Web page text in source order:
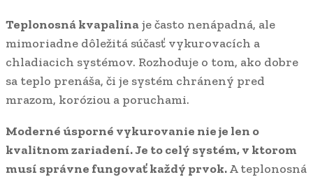
Teplonosná kvapalinaje často nenápadná, ale
mimoriadne dôležitá súčasť vykurovacích a
chladiacich systémov. Rozhoduje o tom, ako dobre
sa teplo prenáša, či je systém chránený pred
mrazom, koróziou a poruchami.
Moderné úsporné vykurovanie nie je len o
kvalitnom zariadení. Je to celý systém, v ktorom
musí správne fungovať každý prvok.A teplonosná